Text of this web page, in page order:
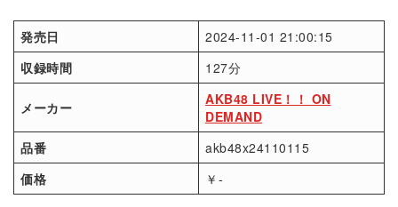
発売日
2024-11-01 21:00:15
収録時間
127分
メーカー
AKB48 LIVE！！ ON
DEMAND
品番
akb48x24110115
価格
￥-